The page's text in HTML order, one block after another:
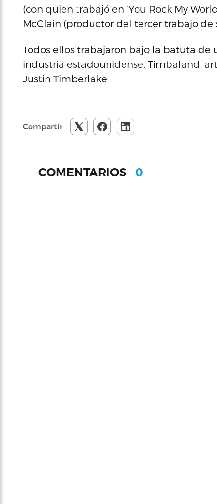
(con quien trabajó en ‘You Rock My
McClain (productor del tercer trabajo de
Todos ellos trabajaron bajo la batuta de
industria estadounidense, Timbaland,
Justin Timberlake.
Compartir
COMENTARIOS 0